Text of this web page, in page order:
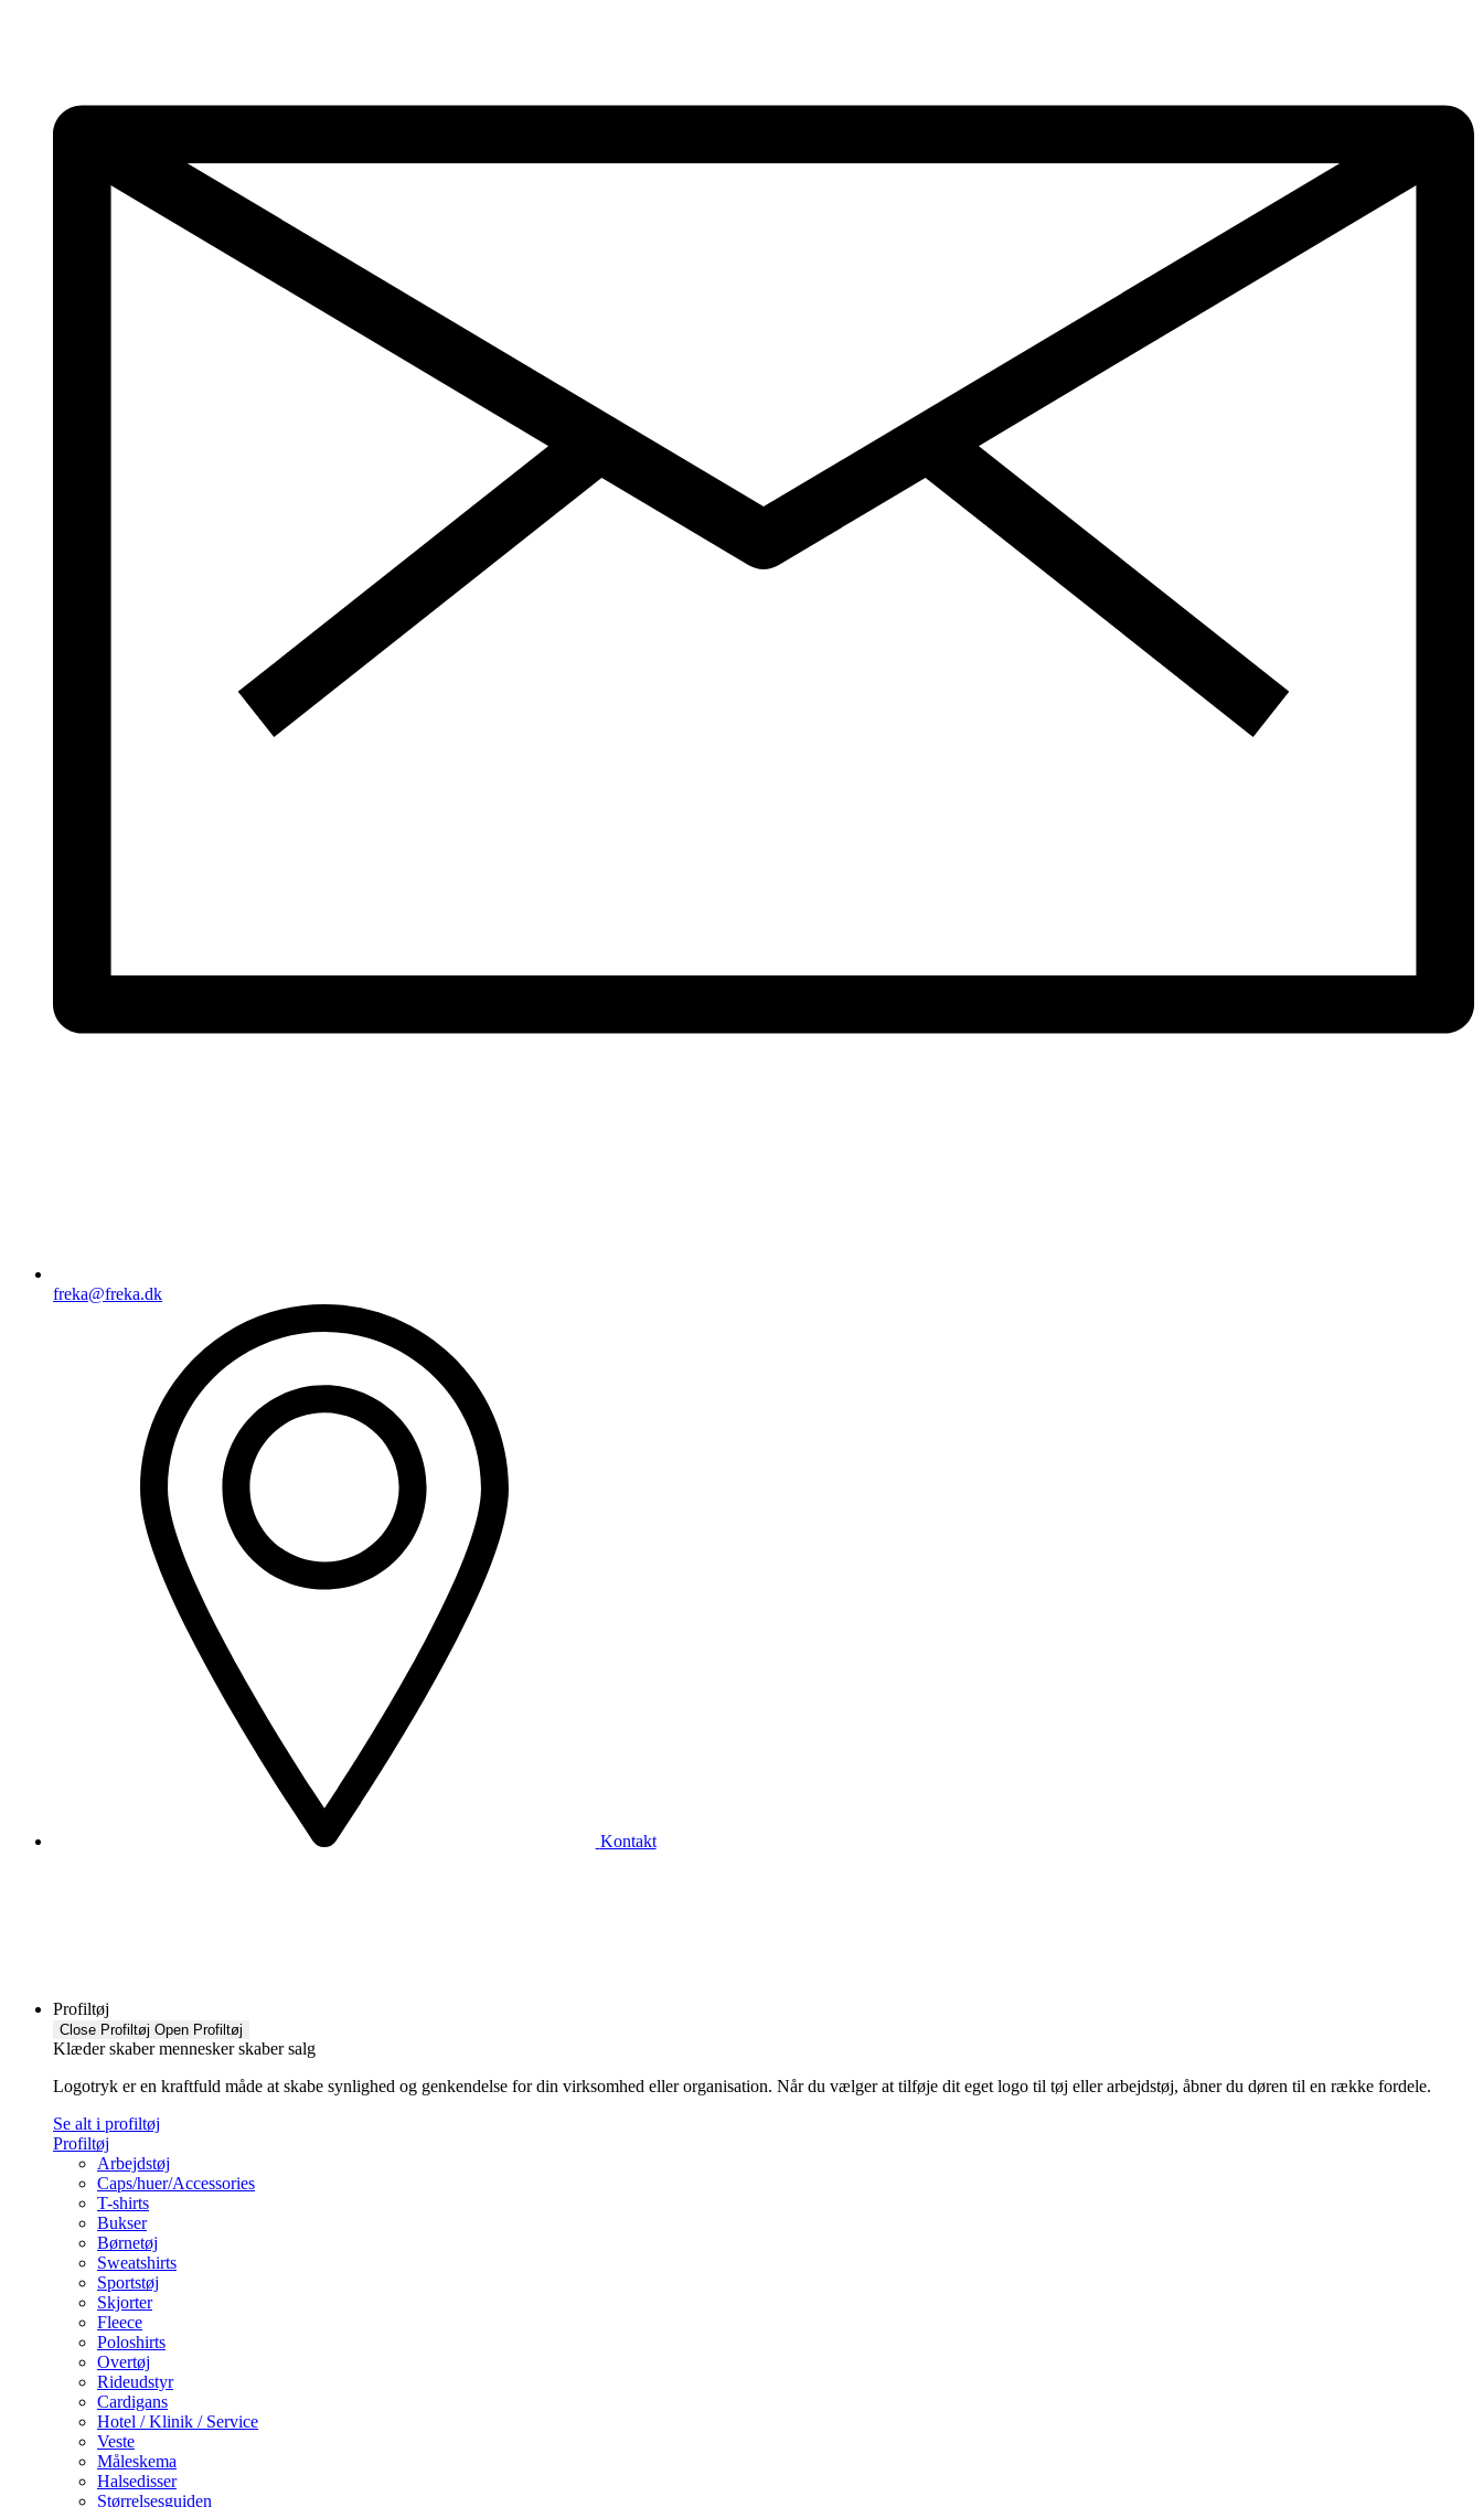
freka@freka.dk
Kontakt
Profiltøj
Close Profiltøj Open Profiltøj
Klæder skaber mennesker skaber salg
Logotryk er en kraftfuld måde at skabe synlighed og genkendelse for din virksomhed eller organisation. Når du vælger at tilføje dit eget logo til tøj eller arbejdstøj, åbner du døren til en række fordele.
Se alt i profiltøj
Profiltøj
Arbejdstøj
Caps/huer/Accessories
T-shirts
Bukser
Børnetøj
Sweatshirts
Sportstøj
Skjorter
Fleece
Poloshirts
Overtøj
Rideudstyr
Cardigans
Hotel / Klinik / Service
Veste
Måleskema
Halsedisser
Størrelsesguiden